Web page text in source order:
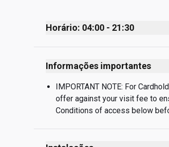
Horário: 04:00 - 21:30
Monday
Tuesday
Wednesday
Thursday
Informações importantes
IMPORTANT NOTE: For
offer against your visit fee to
Conditions of access below